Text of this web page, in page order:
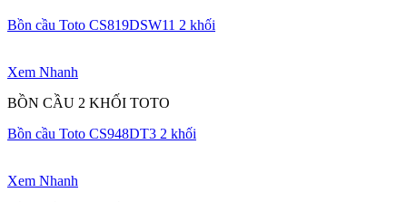
Bồn cầu Toto CS819DSW11 2 khối
Xem Nhanh
BỒN CẦU 2 KHỐI TOTO
Bồn cầu Toto CS948DT3 2 khối
Xem Nhanh